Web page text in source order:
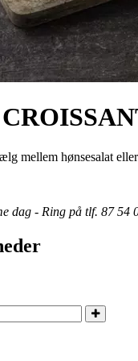
mellem hønsesalat
dag - Ring på tlf. 87 54